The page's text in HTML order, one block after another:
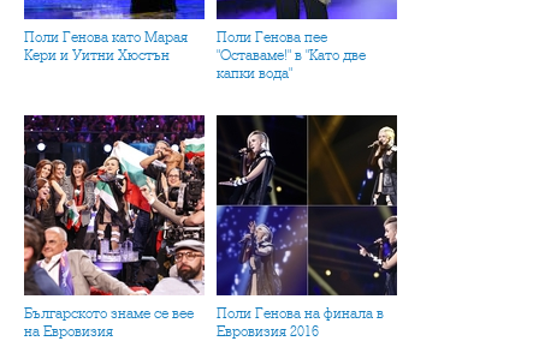
Поли Генова като Марая
Кери и Уитни Хюстън
Поли Генова пее
"Оставаме!" в "Като две
капки вода"
Българското знаме се вее
на Евровизия
Поли Генова на финала в
Евровизия 2016